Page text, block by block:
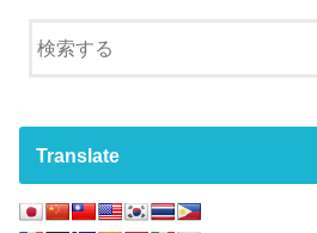
Translate